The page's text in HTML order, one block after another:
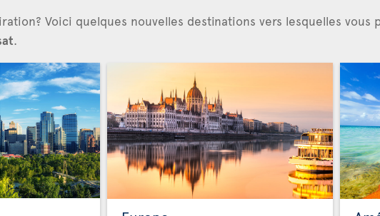
Voici quelques nouvelles destinations vers lesquelles vous
.